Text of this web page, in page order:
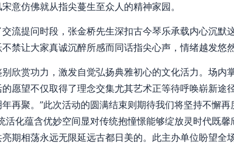
意仿佛就从指尖蔓生至众人的精神家园。
流提问时段，张金桥先生深扣古今琴乐承载内心沉默
禁让大家真诚沉醉所感而同话指尖心声，情绪越发悠然
欣赏功力，激发自觉弘扬典雅初心的文化活力。场内
愿望不仅取得了理念交集尤其艺术正等待呼唤崭新途
再聚。”此次活动的圆满结束则期待我们将坚持不懈
活化蕴含优妙空间显对传统抱憧憬能够绽放灵时代既
期相荡永远无限延远古都日美的。此主办单位盼望全